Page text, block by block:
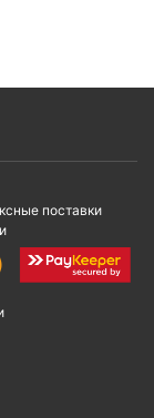
поставки